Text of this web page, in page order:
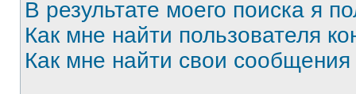
В результате моего поиска я
Как мне найти пользователя
Как мне найти свои